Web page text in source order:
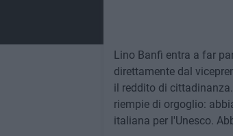
Lino Banfi entra a far
direttamente dal
il reddito di
riempie di orgoglio:
italiana per l'Unesco.